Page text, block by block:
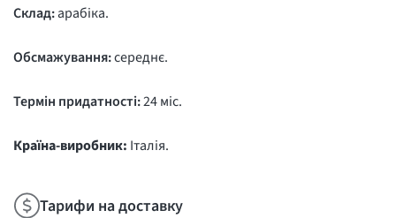
Склад:арабіка.
Обсмажування:середнє.
Термін придатності:24 міс.
Країна-виробник: Італія.
Тарифи на доставку